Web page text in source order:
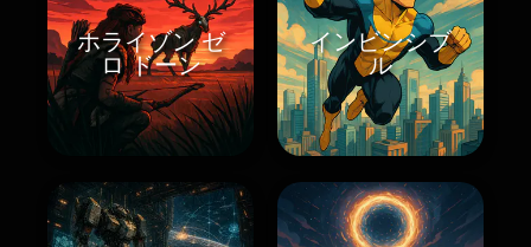
ホライゾン ゼ
ロ ドーン
インビンシブ
ル